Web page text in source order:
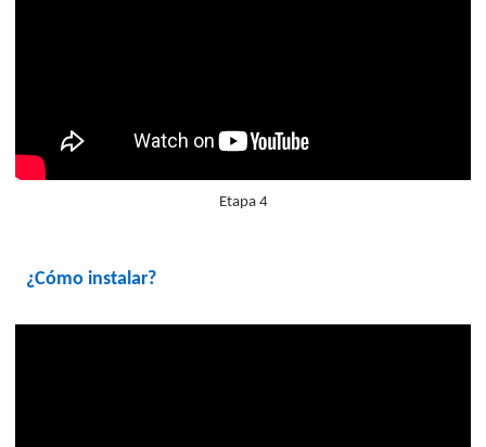
Etapa 4
¿Cómo instalar?